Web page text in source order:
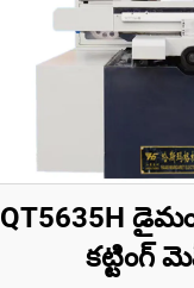
QT5635H
కట్టింగ్